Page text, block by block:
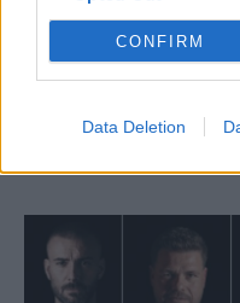
CONFIRM
Data Deletion